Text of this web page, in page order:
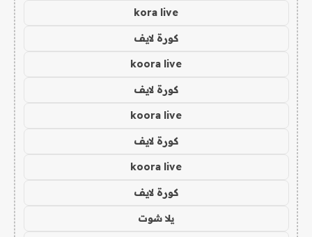
kora live
كورة لايف
koora live
كورة لايف
koora live
كورة لايف
koora live
كورة لايف
يلا شوت